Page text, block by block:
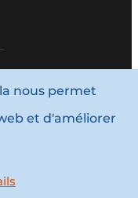
nous permet
et d'améliorer